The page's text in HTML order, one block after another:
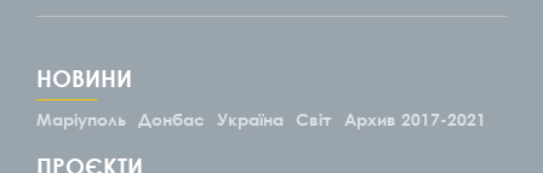
НОВИНИ
Маріуполь Донбас Україна Світ Архив 2017-2021
ПРОЄКТИ